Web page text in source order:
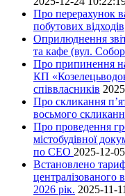
Про перерахунок
побутових відходів
Оприлюднення
та кафе (вул.
Про припинення
КП
співвласників
Про скликання
восьмого
Про проведення
містобудівної
по СЕО 2025-12-
Встановлено
централізованого
2026 рік. 2025-11-